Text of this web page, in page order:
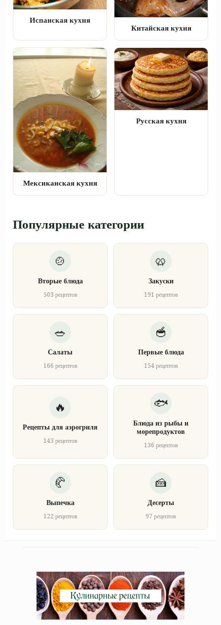
Испанская кухня
Китайская кухня
Мексиканская кухня
Русская кухня
Популярные категории
Вторые блюда
503 рецептов
Закуски
191 рецептов
Салаты
166 рецептов
Первые блюда
154 рецептов
Рецепты для аэрогриля
143 рецептов
Блюда из рыбы и
морепродуктов
136 рецептов
Выпечка
122 рецептов
Десерты
97 рецептов